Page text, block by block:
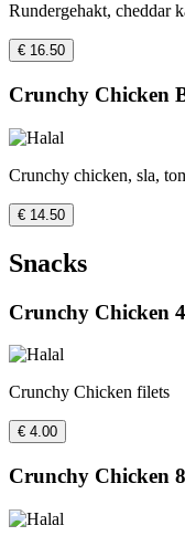
Rundergehakt, cheddar
€ 16.50
Crunchy Chicken
Crunchy chicken, sla,
€ 14.50
Snacks
Crunchy Chicken
Crunchy Chicken filets
€ 4.00
Crunchy Chicken